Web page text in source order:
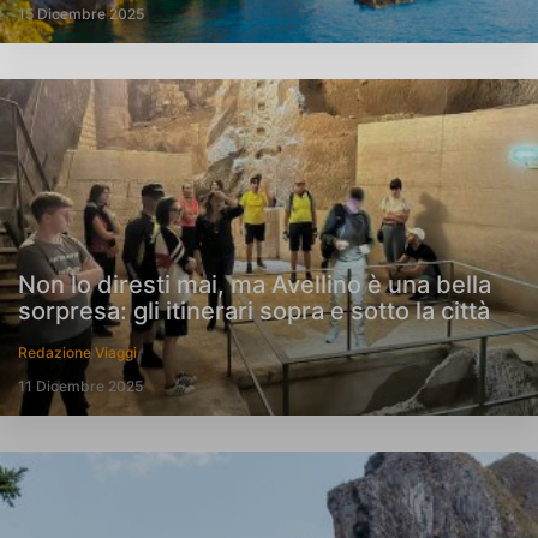
15 Dicembre 2025
Non lo diresti mai, ma Avellino è una bella
sorpresa: gli itinerari sopra e sotto la città
Redazione Viaggi
11 Dicembre 2025